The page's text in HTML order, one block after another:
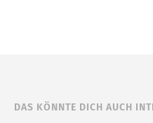
DAS KÖNNTE DICH AUCH